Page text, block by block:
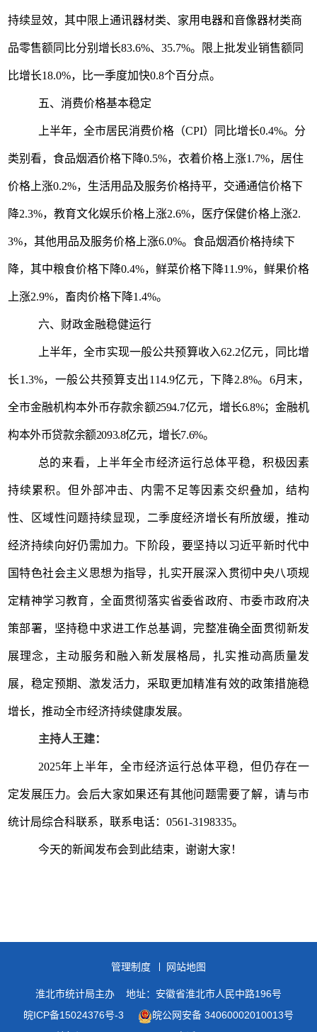
持续显效，其中限上通讯器材类、家用电器和音像器材类商
品零售额同比分别增长83.6%、 35.7%。限上批发业销售额同
比增长18.0%，比一季度加快0.8个百分点。
五、消费价格基本稳定
上半年，全市居民消费价格（CPI）同比增长0.4%。分
类别看，食品烟酒价格下降0.5%，衣着价格上涨1.7%，居住
价格上涨0.2%，生活用品及服务价格持平，交通通信价格下
降2.3%，教育文化娱乐价格上涨2.6%，医疗保健价格上涨2.
3%，其他用品及服务价格上涨6.0%。食品烟酒价格持续下
降，其中粮食价格下降0.4%，鲜菜价格下降11.9%，鲜果价格
上涨2.9%，畜肉价格下降1.4%。
六、 财政金融稳健运行
上半年，全市实现一般公共预算收入62.2亿元， 同比增
长1.3%， 一般公共预算支出114.9亿元， 下降2.8%。 6月末，
全市金融机构本外币存款余额2594.7亿元，增长6.8%；金融机
构本外币贷款余额2093.8亿元，增长7.6%。
总的来看， 上半年全市经济运行总体平稳，积极因素
持续累积。但外部冲击、内需不足等因素交织叠加，结构
性、区域性问题持续显现，二季度经济增长有所放缓，推动
经济持续向好仍需加力。 下阶段，要坚持以习近平新时代中
国特色社会主义思想为指导，扎实开展深入贯彻中央八项规
定精神学习教育，全面贯彻落实省委省政府、市委市政府决
策部署，坚持稳中求进工作总基调，完整准确全面贯彻新发
展理念，主动服务和融入新发展格局，扎实推动高质量发
展，稳定预期、激发活力，采取更加精准有效的政策措施稳
增长， 推动全市经济持续健康发展。
主持人王建：
2025年上半年，全市经济运行总体平稳，但仍存在一
定发展压力。会后大家如果还有其他问题需要了解，请与市
统计局综合科联系，联系电话： 0561-3198335。
今天的新闻发布会到此结束，谢谢大家！
管理制度 网站地图
淮北市统计局主办
地址：安徽省淮北市人民中路196号
皖ICP备15024376号-3
皖公网安备 34060002010013号